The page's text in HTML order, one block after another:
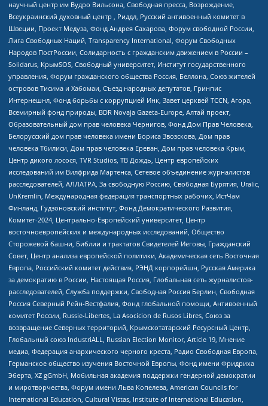
научный центр им Вудро Вильсона, Свободная пресса, Возрождение,
Всеукраинский духовный центр , Риддл, Русский антивоенный комитет в
Швеции, Проект Медуза, Фонд Андрея Сахарова, Форум свободной России,
Лига Свободных Наций, Transparеncy International, Форум Свободных
Народов ПостРоссии, Солидарность с гражданским движением в России –
Solidarus, КрымSOS, Свободный университет, Институт государственного
управления, Форум гражданского общества Россия, Беллона, Союз жителей
островов Тисима и Хабомаи, Съезд народных депутатов, Гринпис
Интернешнл, Фонд борьбы с коррупцией Инк, Завет церквей TCCN, Агора,
Всемирный фонд природы, BDR Novaja Gazeta-Europe, Алтай проект,
Образовательный дом прав человека Чернигов, Фонд Дом Прав Человека,
Белорусский дом прав человека имени Бориса Звозскова, Дом прав
человека Тбилиси, Дом прав человека Ереван, Дом прав человека Крым,
Центр дикого лосося, TVR Studios, ТВ Дождь, Центр европейских
исследований им Вилфрида Мартенса, Сетевое объединение журналистов
расследователей, АЛЛАТРА, За свободную Россию, Свободная Бурятия, Uralic,
UnKremlin, Международная федерация транспортных рабочих, ИстЧам
Финланд, Гудзоновский институт, Фонд Демократического Развития,
Комитет-2024, Центрально-Европейский университет, Центр
восточноевропейских и международных исследований, Общество
Сторожевой башни, Библии и трактатов Свидетелей Иеговы, Гражданский
Совет, Центр анализа европейской политики, Академическая сеть Восточная
Европа, Российский комитет действия, РЭНД корпорейшн, Русская Америка
за демократию в России, Настоящая Россия, Глобальная сеть журналистов-
расследователей, Служба поддержки, Свободная Россия Берлин, Свободная
Россия Северный Рейн-Вестфалия, Фонд глобальной помощи, Антивоенный
комитет России, Russie-Libertes, La Asocicion de Rusos Libres, Союз за
возвращение Северных территорий, Крымскотатарский Ресурсный Центр,
Глобальный союз IndustriALL, Russian Election Monitor, Article 19, Мнение
медиа, Федерация анархического черного креста, Радио Свободная Европа,
Германское общество изучения Восточной Европы, Фонд имени Фридриха
Эберта, XZ gGmbH, Мобильная академия поддержки гендерной демократии
и миротворчества, Форум имени Льва Копелева, American Councils for
International Education, Cultural Vistas, Institute of International Education,